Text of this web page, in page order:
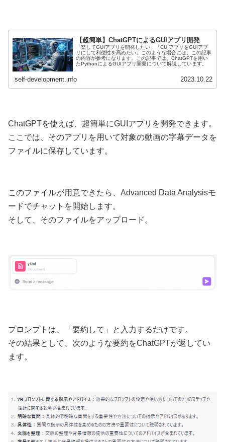
【超簡単】ChatGPTによるGUIアプリ開発
「楽してGUIアプリを開発したい」「CUIアプリをGUIアプ
リにして利便性を高めたい」このような場合には、この記事
の内容が参考になります。この記事では、ChatGPTを用い
たPythonによるGUIアプリ開発について解説しています。
self-development.info 2023.10.22
ChatGPTを使えば、超簡単にGUIアプリを開発できます。
ここでは、そのアプリを用いて対象の動画の字幕データを
ファイルに保存しています。
このファイルが用意できたら、Advanced Data Analysisモ
ードでチャットを開始します。
そして、そのファイルをアップロード。
プロンプトは、「要約して」と入力するだけです。
その結果として、次のような要約をChatGPTが返してい
ます。